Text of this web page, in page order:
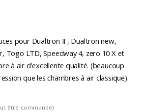
pour Dualtron II , Dualtron new,
Togo LTD, Speedway 4, zero 10 X et
à air d’excellente qualité. (beaucoup
que les chambres à air classique).
être commandé)